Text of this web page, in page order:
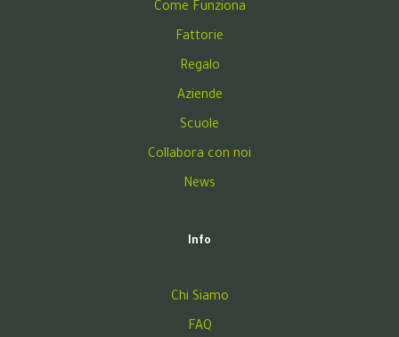
Come Funziona
Fattorie
Regalo
Aziende
Scuole
Collabora con noi
News
Info
Chi Siamo
FAQ